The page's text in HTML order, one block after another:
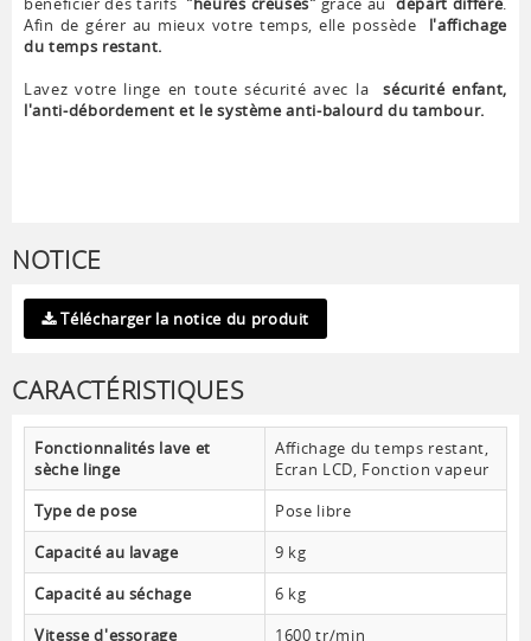
Afin de gérer au mieux votre temps, elle possède l'affichage
du temps restant.
Lavez votre linge en toute sécurité avec la
sécurité enfant,
l'anti-débordement et le système anti-balourd du tambour.
NOTICE
Télécharger la notice du produit
CARACTÉRISTIQUES
Fonctionnalités lave et
sèche linge
Affichage du temps restant,
Ecran LCD, Fonction vapeur
Type de pose
Pose libre
Capacité au lavage
9 kg
Capacité au séchage
6 kg
Vitesse d'essorage
1600 tr/min